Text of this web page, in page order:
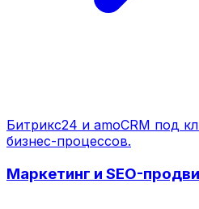
Битрикс24 и amoCRM под
бизнес-процессов.
Маркетинг и SEO-